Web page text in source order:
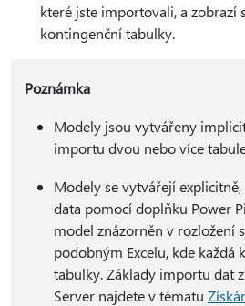
které jste importovali, a zobrazí
kontingenční tabulky.
Poznámka
Modely jsou vytvářeny
importu dvou nebo více
Modely se vytvářejí
data pomocí doplňku Power
model znázorněn v rozložení
podobným Excelu, kde každá
tabulky. Základy importu dat
Server najdete v tématu